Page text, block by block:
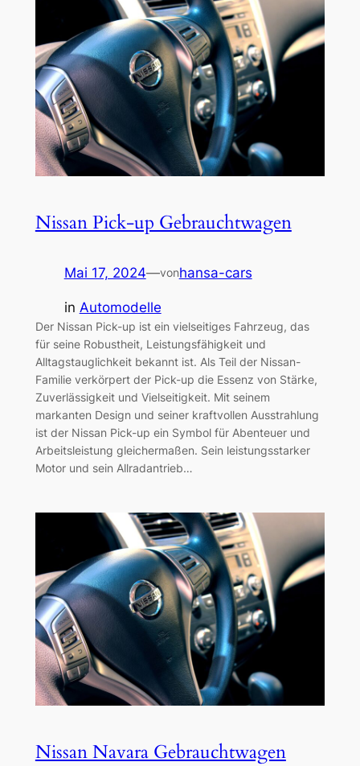
Nissan Pick-up Gebrauchtwagen
Mai 17, 2024—vonhansa-cars
in Automodelle
Der Nissan Pick-up ist ein vielseitiges Fahrzeug, das
für seine Robustheit, Leistungsfähigkeit und
Alltagstauglichkeit bekannt ist. Als Teil der Nissan-
Familie verkörpert der Pick-up die Essenz von Stärke,
Zuverlässigkeit und Vielseitigkeit. Mit seinem
markanten Design und seiner kraftvollen Ausstrahlung
ist der Nissan Pick-up ein Symbol für Abenteuer und
Arbeitsleistung gleichermaßen. Sein leistungsstarker
Motor und sein Allradantrieb…
Nissan Navara Gebrauchtwagen